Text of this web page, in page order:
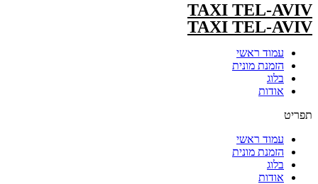
TAXI TEL-AVIV
TAXI TEL-AVIV
עמוד ראשי
הזמנת מונית
בלוג
אודות
תפריט
עמוד ראשי
הזמנת מונית
בלוג
אודות